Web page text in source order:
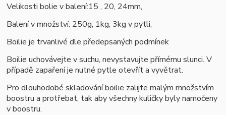
Velikosti bolie v balení:15 , 20, 24mm,
Balení v množství: 250g, 1kg, 3kg v pytli,
Boilie je trvanlivé dle předepsaných podmínek
Boilie uchovávejte v suchu, nevystavujte přímému slunci. V
případě zapaření je nutné pytle otevřít a vyvětrat.
Pro dlouhodobé skladování boilie zalijte malým množstvím
boostru a protřebat, tak aby všechny kuličky byly namočeny
v boostru.